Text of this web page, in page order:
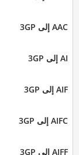
AAC إلى 3GP
AI إلى 3GP
AIF إلى 3GP
AIFC إلى 3GP
AIFF إلى 3GP